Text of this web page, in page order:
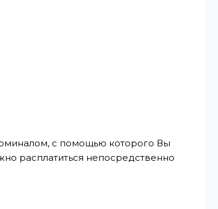
с помощью которого Вы
расплатиться непосредственно